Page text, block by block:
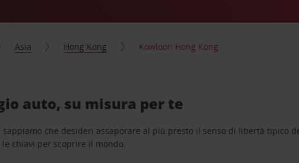
Asia Hong Kong Kowloon Hong Kong
auto, su misura per te
sappiamo che desideri assaporare al più presto il senso di libertà tipico
chiavi per scoprire il mondo.